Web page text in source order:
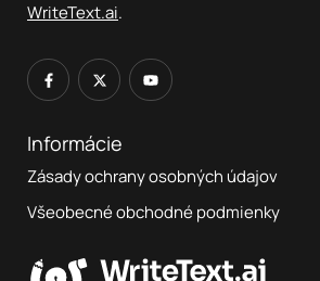
WriteText.ai.
Informácie
Zásady ochrany osobných údajov
Všeobecné obchodné podmienky